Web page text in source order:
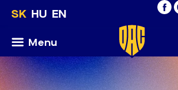
SK HU EN
Menu